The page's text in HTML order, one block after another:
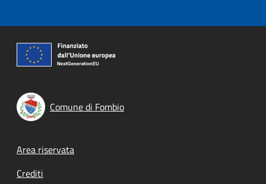
Comune di Fombio
Footer menu
Area riservata
Crediti